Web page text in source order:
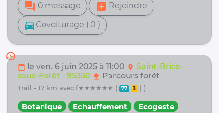
forum 0 message add_box Rejoindre
directions_car Covoiturage ( 0 )
history
calendar_today le ven. 6 juin 2025 à 11:00 location_on Saint-Brice-
sous-Forêt - 95350 nature Parcours forêt
trail - 17 km avec f★★★★★★ ( 77 3 | )
Botanique Echauffement
Ecogeste